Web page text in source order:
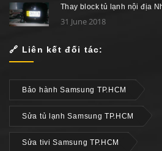
Thay block tủ lạnh nội địa
31 June 2018
🔗 Liên kết đối tác:
Bảo hành Samsung TP.HCM
Sửa tủ lạnh Samsung TP.HCM
Sửa tivi Samsung TP.HCM